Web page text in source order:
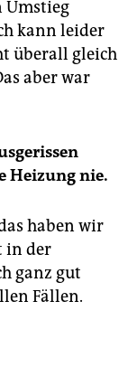
Umstieg
kann leider
überall gleich
aber war
Heizung nie.
haben wir
in der
ganz gut
Fällen.